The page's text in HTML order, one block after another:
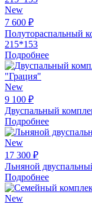
New
7 600 ₽
Полутораспальный
215*153
Подробнее
New
9 100 ₽
Двуспальный
Подробнее
New
17 300 ₽
Льняной
Подробнее
New